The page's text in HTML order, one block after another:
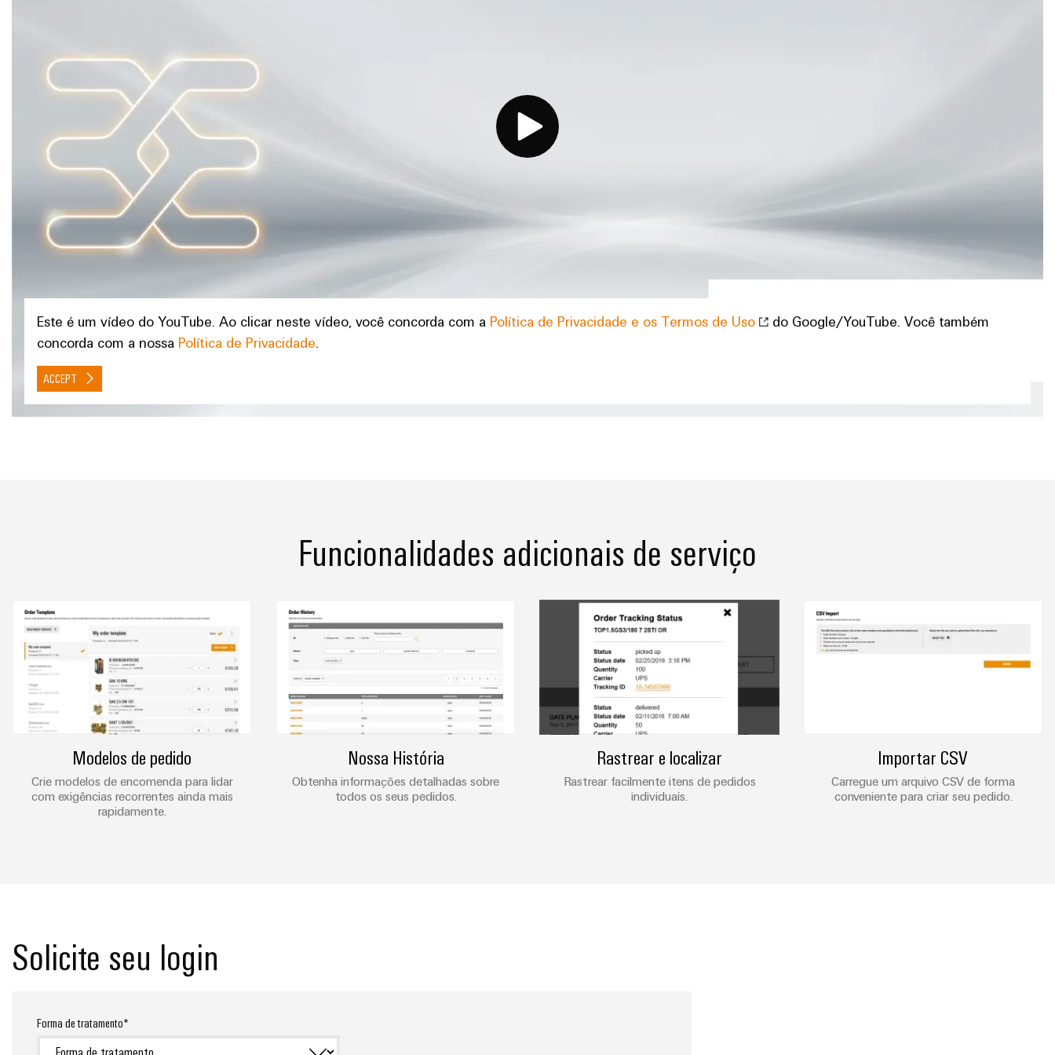
Este é um vídeo do YouTube. Ao clicar neste vídeo, você concorda com a Política de Privacidade e os Termos de Uso
do Google/YouTube. Você também
concorda com a nossa Política de Privacidade.
ACCEPT
Funcionalidades adicionais de serviço
Modelos de pedido
Crie modelos de encomenda para lidar
com exigências recorrentes ainda mais
rapidamente.
Nossa História
Obtenha informações detalhadas sobre
todos os seus pedidos.
Rastrear e localizar
Rastrear facilmente itens de pedidos
individuais.
Importar CSV
Carregue um arquivo CSV de forma
conveniente para criar seu pedido.
Solicite seu login
Forma de tratamento